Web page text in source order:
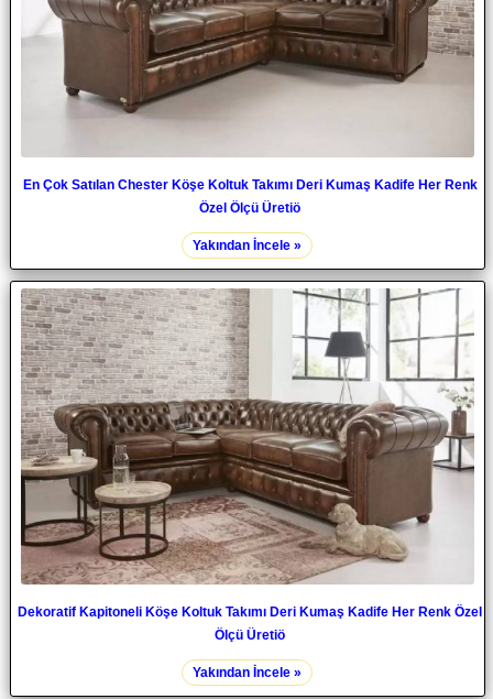
En Çok Satılan Chester Köşe Koltuk Takımı Deri Kumaş Kadife Her Renk
Özel Ölçü Üretiö
Yakından İncele »
Dekoratif Kapitoneli Köşe Koltuk Takımı Deri Kumaş Kadife Her Renk Özel
Ölçü Üretiö
Yakından İncele »